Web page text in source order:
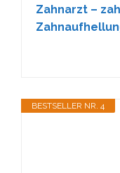
Zahnarzt –
BESTSELLER NR. 4